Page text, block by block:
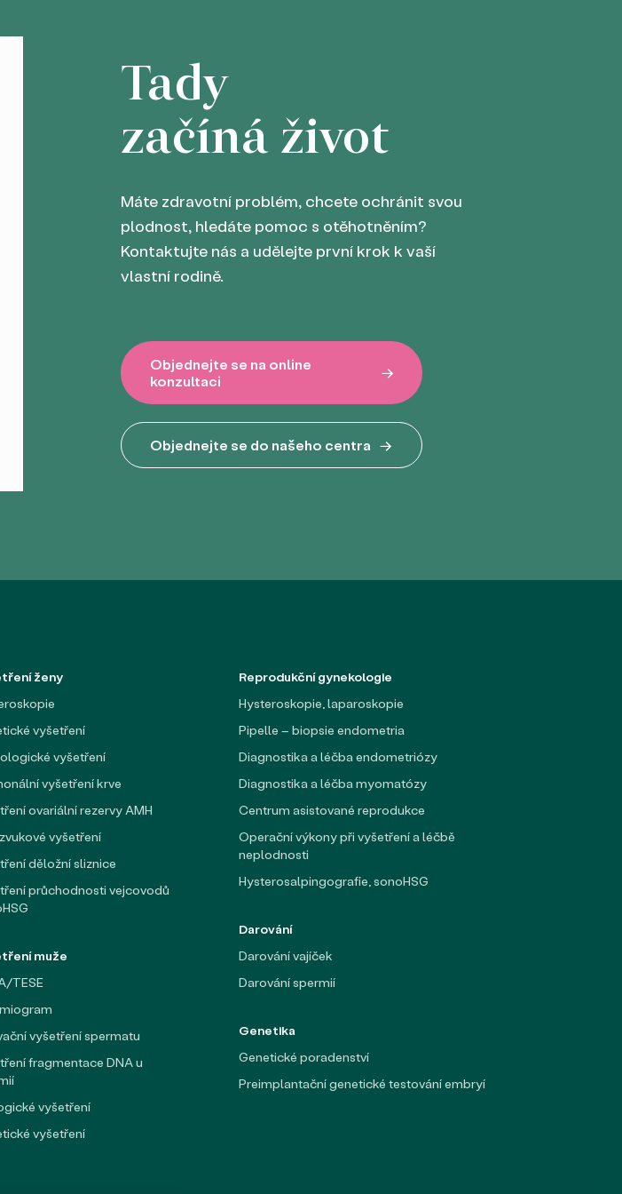
Tady
začíná život
Máte zdravotní problém, chcete ochránit svou
plodnost, hledáte pomoc s otěhotněním?
Kontaktujte nás a udělejte první krok k vaší
vlastní rodině.
Objednejte se na online
konzultaci
→
Objednejte se do našeho centra →
ženy
vyšetření
vyšetření
vyšetření krve
ovariální rezervy AMH
vyšetření
děložní sliznice
průchodnosti vejcovodů
muže
TESE
vyšetření spermatu
fragmentace DNA u
vyšetření
vyšetření
Reprodukční gynekologie
Hysteroskopie, laparoskopie
Pipelle – biopsie endometria
Diagnostika a léčba endometriózy
Diagnostika a léčba myomatózy
Centrum asistované reprodukce
Operační výkony při vyšetření a léčbě
neplodnosti
Hysterosalpingografie, sonoHSG
Darování
Darování vajíček
Darování spermií
Genetika
Genetické poradenství
Preimplantační genetické testování embryí